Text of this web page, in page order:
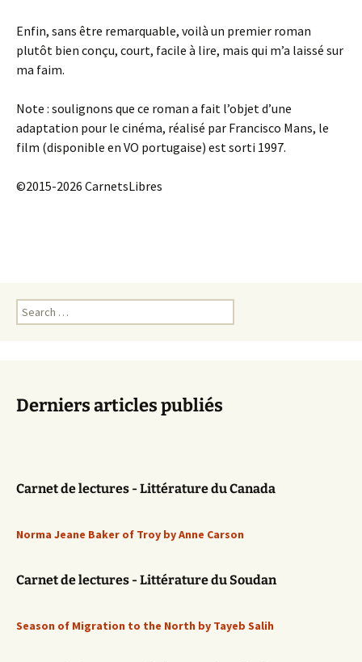
Enfin, sans être remarquable, voilà un premier roman
plutôt bien conçu, court, facile à lire, mais qui m’a laissé sur
ma faim.
Note : soulignons que ce roman a fait l’objet d’une
adaptation pour le cinéma, réalisé par Francisco Mans, le
film (disponible en VO portugaise) est sorti 1997.
©2015-2026 CarnetsLibres
Search
for:
Derniers articles publiés
Carnet de lectures - Littérature du Canada
Norma Jeane Baker of Troy by Anne Carson
Carnet de lectures - Littérature du Soudan
Season of Migration to the North by Tayeb Salih